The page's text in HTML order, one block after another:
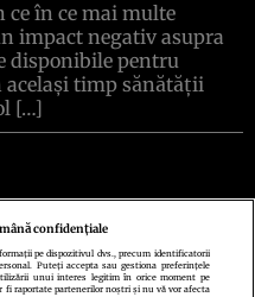
ce în ce mai multe
impact negativ asupra
disponibile pentru
timp sănătății
[…]
de cookiesTermeni şi condiţii
Setări Cookies
confidențiale
pe dispozitivul dvs., precum identificatorii
Puteți accepta sau gestiona preferințele
unui interes legitim în orice moment pe
fi raportate partenerilor noștri și nu vă vor afecta